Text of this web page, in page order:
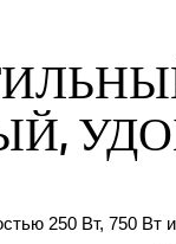
250 Вт, 750 Вт